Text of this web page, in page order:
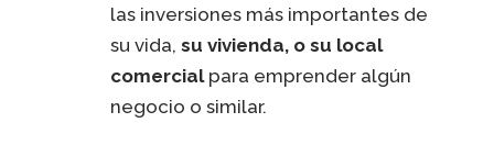
las inversiones más importantes de
su vida, su vivienda, o su local
comercialpara emprender algún
negocio o similar.